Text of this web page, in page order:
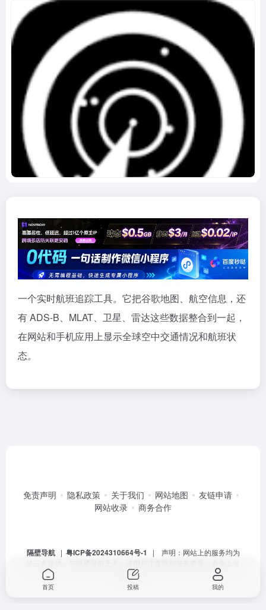
一个实时航班追踪工具。它把谷歌地图、航空信息，还
有 ADS-B、MLAT、卫星、雷达这些数据整合到一起，
在网站和手机应用上显示全球空中交通情况和航班状
态。
免责声明 隐私政策 关于我们 网站地图
友链申请
网站收录
商务合作
隔壁导航| 粤ICP备2024310664号-1
| 声明：网站上的服务均为
受骗。
首页 投稿 我的